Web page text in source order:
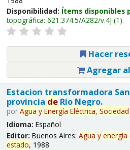
Disponibilidad: Ítems disponibles
topográfica: 621.374.5/A282/v.4 (1).
Hacer
Agregar
Estacion transformadora
provincia deRío Negro.
por Agua y Energía Eléctrica, Sociedad
Idioma: Español
Editor: Buenos Aires: Agua y energía
estado, 1988